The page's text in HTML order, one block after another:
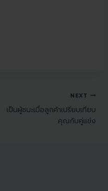
NEXT
เป็นผู้ชนะเมื่อลูกค้าเปรียบเทียบ
คุณกับคู่แข่ง